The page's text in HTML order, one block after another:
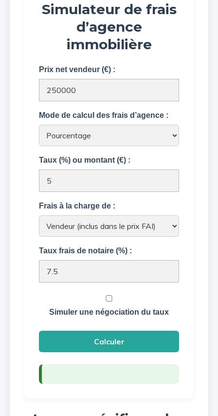
Simulateur de frais
d’agence
immobilière
Prix net vendeur (€) :
Mode de calcul des frais d’agence :
Taux (%) ou montant (€) :
Frais à la charge de :
Taux frais de notaire (%) :
Simuler une négociation du taux
Calculer